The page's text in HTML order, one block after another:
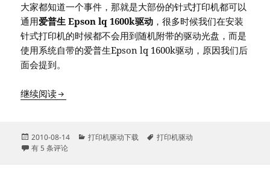
大家都知道一个事件，那就是大部份的针式打印机都可以
通用爱普生 Epson lq 1600k驱动 ，很多时候我们在安装
针式打印机的时候都不会用到随机附带的驱动光盘，而是
使用系统自带的爱普生Epson lq 1600k驱动，原因我们后
面会提到。
继续阅读爱普生 Epson lq1600k 驱动下载
发
布
2010-08-14
分
打印机驱动下载
标
打印机驱动
爱普生 Epson lq1600k 驱动下载
有 5 条评论